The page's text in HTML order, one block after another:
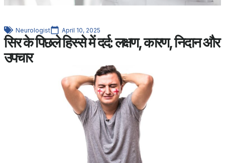
Neurologist April 10, 2025
सिर के पिछले हिस्से में दर्द: लक्षण, कारण, निदान और
उपचार